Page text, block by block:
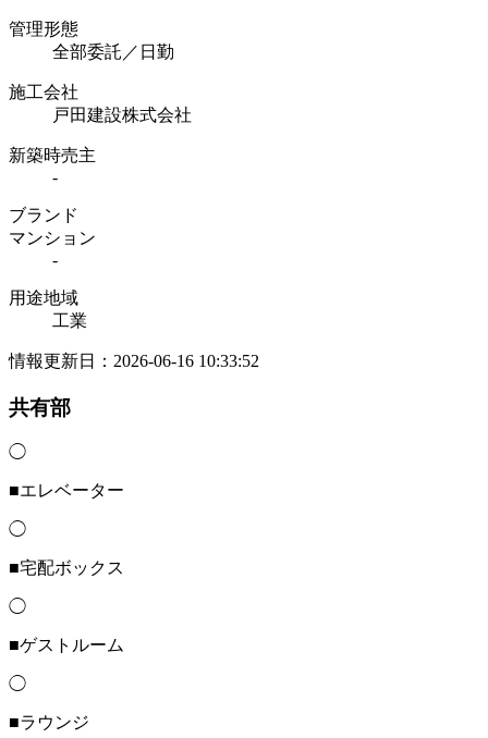
管理形態
全部委託／日勤
施工会社
戸田建設株式会社
新築時売主
-
ブランド
マンション
-
用途地域
工業
情報更新日：2026-06-16 10:33:52
共有部
◯
■エレベーター
◯
■宅配ボックス
◯
■ゲストルーム
◯
■ラウンジ